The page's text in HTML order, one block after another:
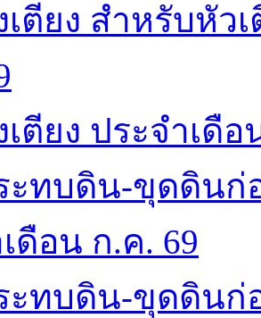
ตียง สำหรับหัว
ตียง ประจำเดือ
ะทบดิน-ขุดดินก่
ดือน ก.ค. 69
ะทบดิน-ขุดดินก่